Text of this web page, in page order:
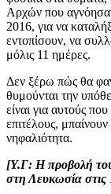
Αρχών που
2016, για να
εντοπίσουν, να
μόλις 11 ημέρες.
Δεν ξέρω πώς θα
θυμούνται την
είναι για αυτούς
επιτέλους,
νηφαλιότητα.
[Υ.Γ: Η προβολή
στη Λευκωσία